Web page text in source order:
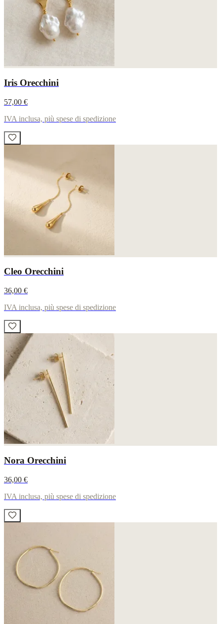
Iris Orecchini
57,00 €
IVA inclusa, più spese di spedizione
Cleo Orecchini
36,00 €
IVA inclusa, più spese di spedizione
Nora Orecchini
36,00 €
IVA inclusa, più spese di spedizione